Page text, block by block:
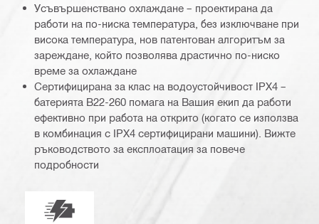
Усъвършенствано охлаждане – проектирана да
работи на по-ниска температура, без изключване при
висока температура, нов патентован алгоритъм за
зареждане, който позволява драстично по-ниско
време за охлаждане
Сертифицирана за клас на водоустойчивост IPX4 –
батерията B22-260 помага на Вашия екип да работи
ефективно при работа на открито (когато се използва
в комбинация с IPX4 сертифицирани машини). Вижте
ръководството за експлоатация за повече
подробности
Nuron Бързо зареждане